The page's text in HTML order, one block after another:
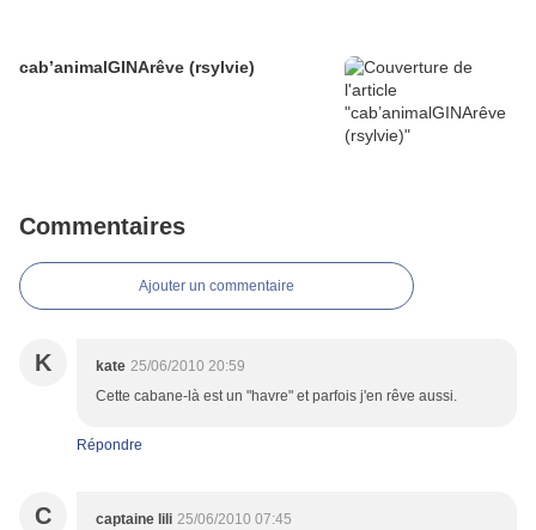
cab’animalGINArêve (rsylvie)
Commentaires
Ajouter un commentaire
K kate 25/06/2010 20:59
Cette cabane-là est un "havre" et parfois j'en rêve aussi.
Répondre
C captaine lili 25/06/2010 07:45